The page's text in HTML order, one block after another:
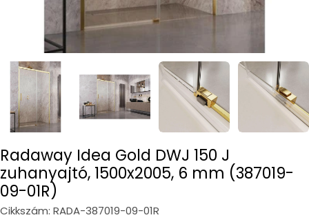
Radaway Idea Gold DWJ 150 J
zuhanyajtó, 1500x2005, 6 mm (387019-
09-01R)
Cikkszám: RADA-387019-09-01R